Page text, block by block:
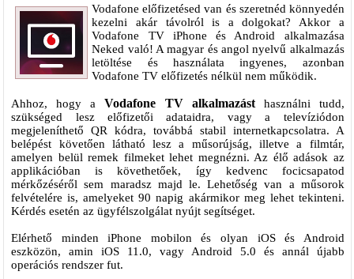
Vodafone előfizetésed van és szeretnéd könnyedén
kezelni akár távolról is a dolgokat? Akkor a
Vodafone TV iPhone és Android alkalmazása
Neked való! A magyar és angol nyelvű alkalmazás
letöltése és használata ingyenes, azonban
Vodafone TV előfizetés nélkül nem működik.
Ahhoz, hogy aVodafone TV alkalmazásthasználni tudd,
szükséged lesz előfizetői adataidra, vagy a televíziódon
megjeleníthető QR kódra, továbbá stabil internetkapcsolatra. A
belépést követően látható lesz a műsorújság, illetve a filmtár,
amelyen belül remek filmeket lehet megnézni. Az élő adások az
applikációban is követhetőek, így kedvenc focicsapatod
mérkőzéséről sem maradsz majd le. Lehetőség van a műsorok
felvételére is, amelyeket 90 napig akármikor meg lehet tekinteni.
Kérdés esetén az ügyfélszolgálat nyújt segítséget.
Elérhető minden iPhone mobilon és olyan iOS és Android
eszközön, amin iOS 11.0, vagy Android 5.0 és annál újabb
operációs rendszer fut.